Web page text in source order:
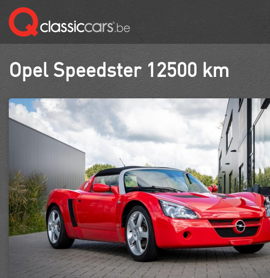
Opel Speedster 12500 km